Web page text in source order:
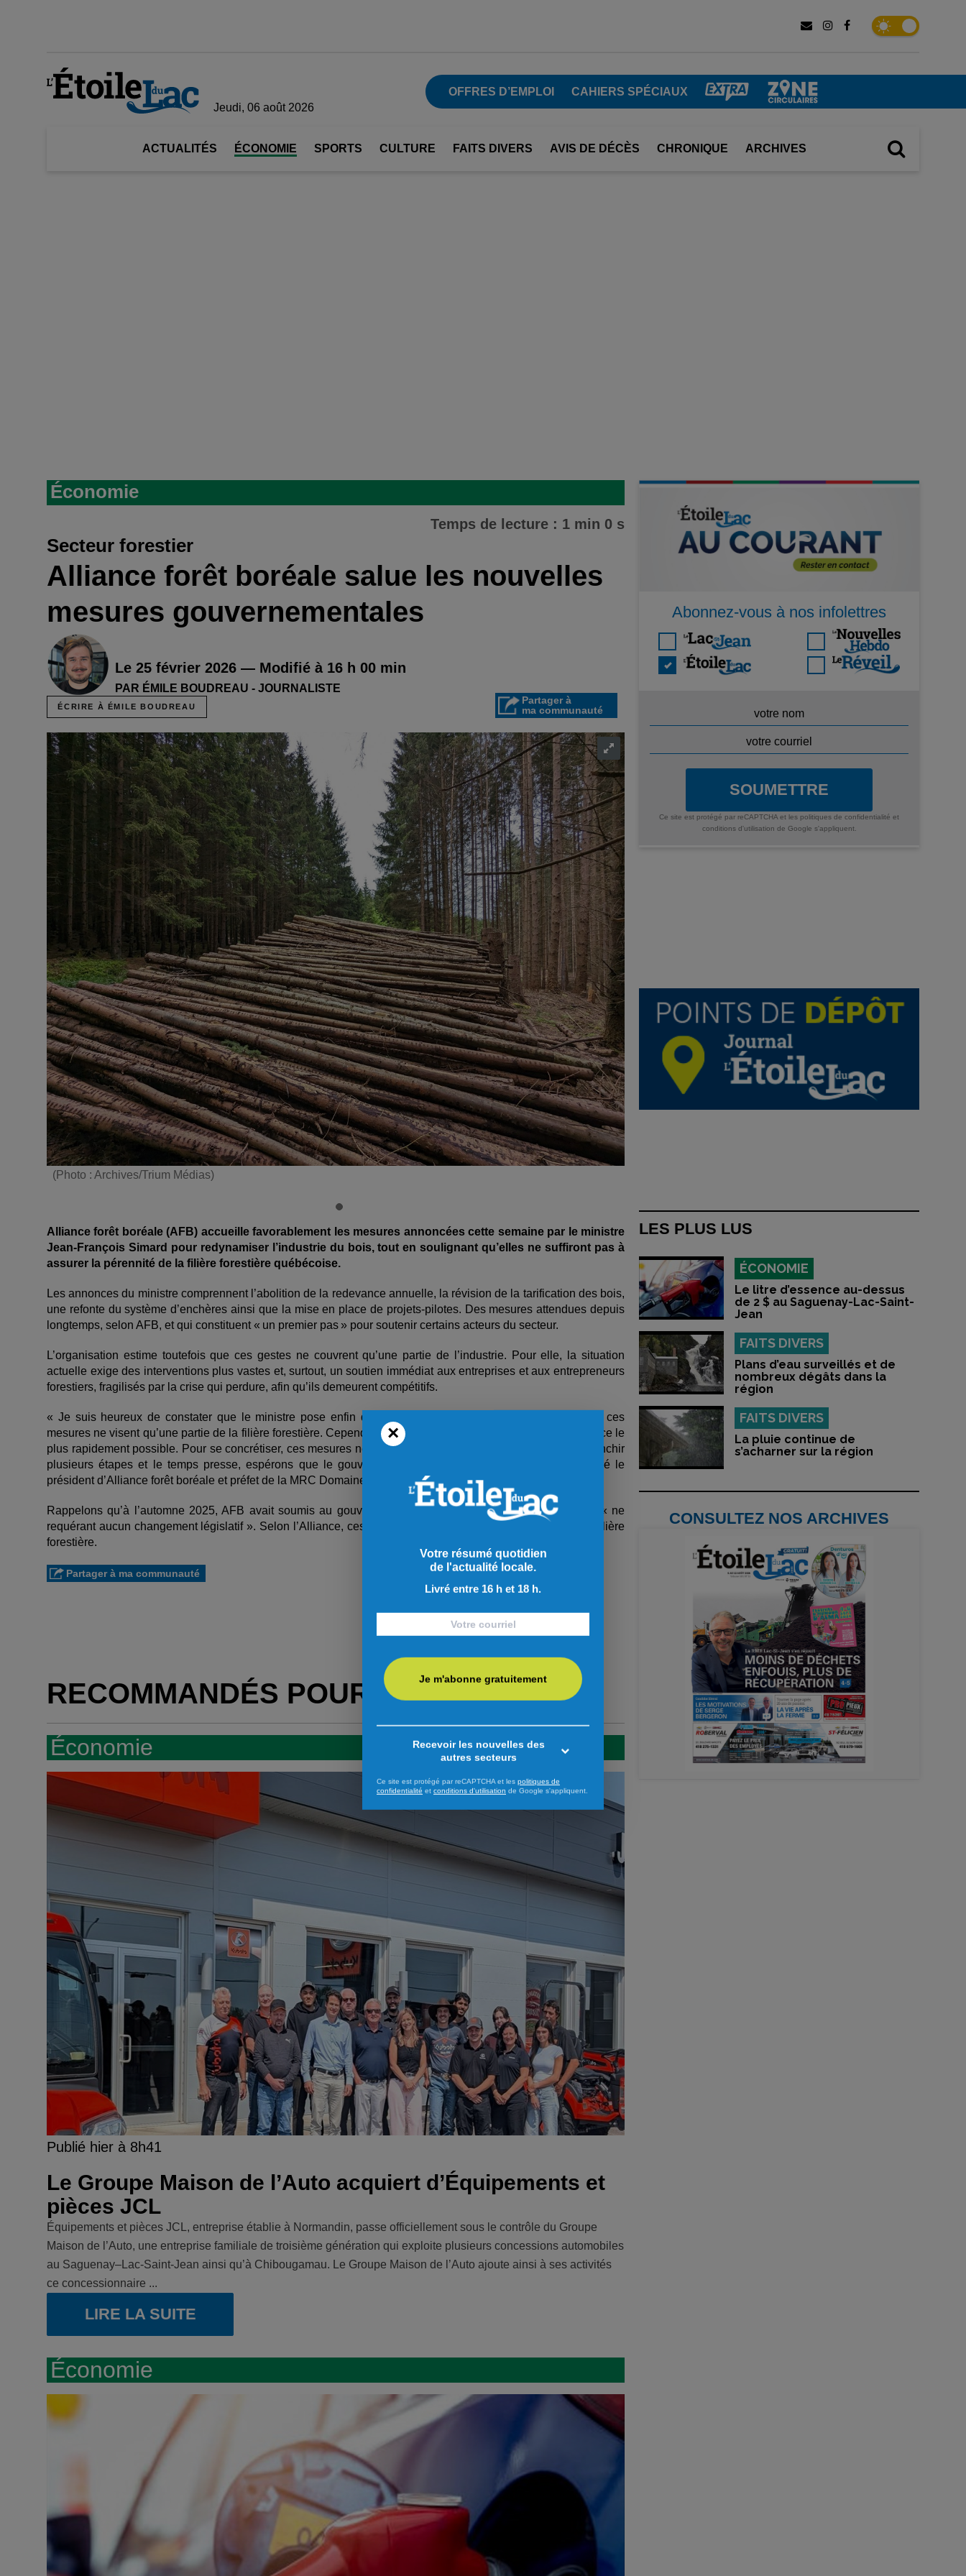
Jeudi, 06 août 2026
OFFRES D’EMPLOI CAHIERS SPÉCIAUX
ACTUALITÉS ÉCONOMIE SPORTS CULTURE FAITS DIVERS AVIS DE DÉCÈS CHRONIQUE ARCHIVES
Économie
Temps de lecture : 1 min 0 s
Secteur forestier
Alliance forêt boréale salue les nouvelles
mesures gouvernementales
Le 25 février 2026 — Modifié à 16 h 00 min
PAR ÉMILE BOUDREAU - JOURNALISTE
ÉCRIRE À ÉMILE BOUDREAU
Partager à
ma communauté
(Photo : Archives/Trium Médias)
Alliance forêt boréale (AFB) accueille favorablement les mesures annoncées cette semaine par le ministre
Jean-François Simard pour redynamiser l’industrie du bois, tout en soulignant qu’elles ne suffiront pas à
assurer la pérennité de la filière forestière québécoise.
Les annonces du ministre comprennent l’abolition de la redevance annuelle, la révision de la tarification des bois,
une refonte du système d’enchères ainsi que la mise en place de projets‑pilotes. Des mesures attendues depuis
longtemps, selon AFB, et qui constituent « un premier pas » pour soutenir certains acteurs du secteur.
L’organisation estime toutefois que ces gestes ne couvrent qu’une partie de l’industrie. Pour elle, la situation
actuelle exige des interventions plus vastes et, surtout, un soutien immédiat aux entreprises et aux entrepreneurs
forestiers, fragilisés par la crise qui perdure, afin qu’ils demeurent compétitifs.
« Je suis heureux de constater que le ministre pose enfin des gestes pour le secteur forestier, bien que ces
mesures ne visent qu’une partie de la filière forestière. Cependant, encore faut-il qu’elles soient mises en place le
plus rapidement possible. Pour se concrétiser, ces mesures nécessitent un changement législatif qui doit franchir
plusieurs étapes et le temps presse, espérons que le gouvernement en voit aussi l’urgence. », a déclaré le
président d’Alliance forêt boréale et préfet de la MRC Domaine-du-Roy, Yanick Baillargeon.
Rappelons qu’à l’automne 2025, AFB avait soumis au gouvernement un document proposant 11 actions « ne
requérant aucun changement législatif ». Selon l’Alliance, ces mesures auraient un impact immédiat sur la filière
forestière.
Partager à ma communauté
RECOMMANDÉS POUR VOUS
Économie
Publié hier à 8h41
Le Groupe Maison de l’Auto acquiert d’Équipements et
pièces JCL
Équipements et pièces JCL, entreprise établie à Normandin, passe officiellement sous le contrôle du Groupe
Maison de l’Auto, une entreprise familiale de troisième génération qui exploite plusieurs concessions automobiles
au Saguenay–Lac-Saint-Jean ainsi qu’à Chibougamau. Le Groupe Maison de l’Auto ajoute ainsi à ses activités
ce concessionnaire ...
LIRE LA SUITE
Économie
Abonnez-vous à nos infolettres
SOUMETTRE
Ce site est protégé par reCAPTCHA et les politiques de confidentialité et
conditions d'utilisation de Google s'appliquent.
LES PLUS LUS
ÉCONOMIE
Le litre d’essence au-dessus
de 2 $ au Saguenay-Lac-Saint-
Jean
FAITS DIVERS
Plans d’eau surveillés et de
nombreux dégâts dans la
région
FAITS DIVERS
La pluie continue de
s’acharner sur la région
CONSULTEZ NOS ARCHIVES
×
Votre résumé quotidien
de l'actualité locale.
Livré entre 16 h et 18 h.
Je m'abonne gratuitement
Recevoir les nouvelles des
autres secteurs
Ce site est protégé par reCAPTCHA et les politiques de
confidentialité et conditions d'utilisation de Google s'appliquent.